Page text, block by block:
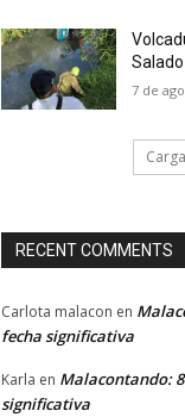
7 de
RECENT COMMENTS
Carlota malacon en
fecha significativa
Karla en Malacontando:
significativa